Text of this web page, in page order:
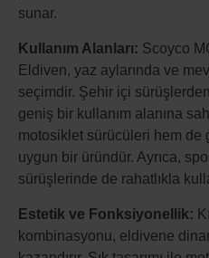
sunar.
Kullanım Alanları: Scoyco
Eldiven, yaz aylarında ve
seçimdir. Şehir içi
geniş bir kullanım alanına
motosiklet sürücüleri hem de
uygun bir üründür. Ayrıca,
sürüşlerinde de rahatlıkla
Estetik ve Fonksiyonellik:
kombinasyonu, eldivene